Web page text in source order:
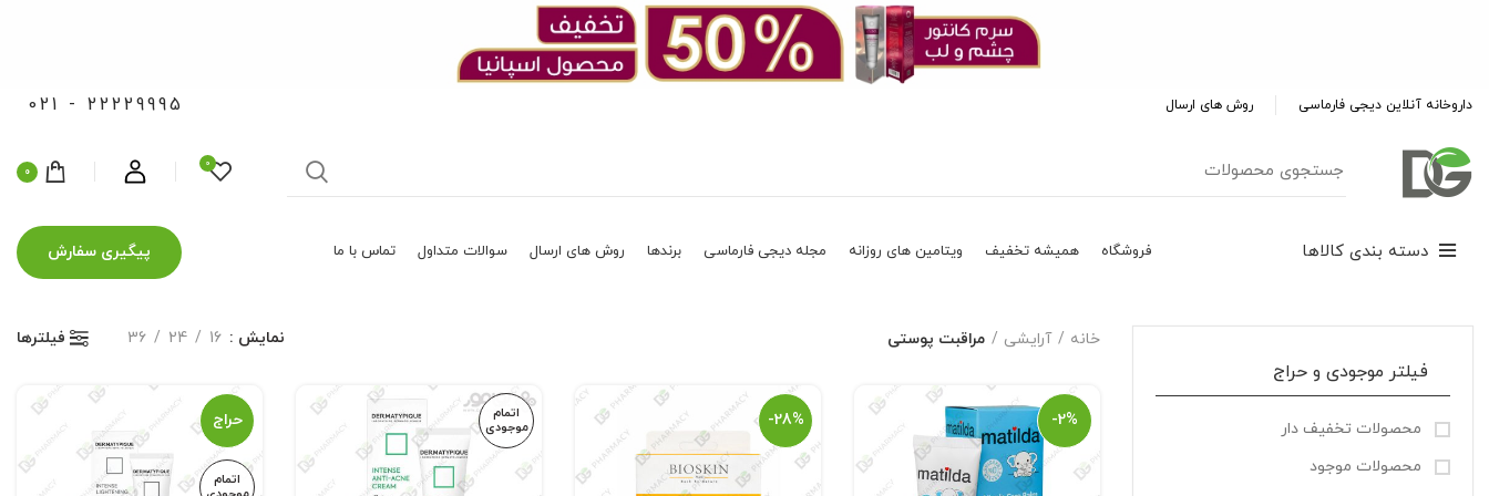
داروخانه آنلاین دیجی فارماسی روش های ارسال 021 - 22229995
0
0
دسته بندی کالاها فروشگاه همیشه تخفیف ویتامین های روزانه مجله دیجی فارماسی برندها روش های ارسال سوالات متداول تماس با ما پیگیری سفارش
فیلتر موجودی و حراج
محصولات تخفیف دار
محصولات موجود
خانه آرایشی مراقبت پوستی نمایش 16
24
36 فیلترها
-2%
-28%
اتمام
موجودی
حراج
اتمام